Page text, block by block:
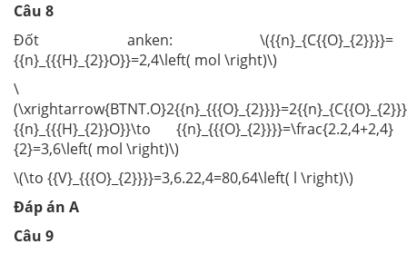
Câu 8
Đốt anken: \({{n}_{C{{O}_{2}}}}=
{{n}_{{{H}_{2}}O}}=2,4\left( mol \right)\)
\
{{n}_{{{H}_{2}}O}}\to {{n}_{{{O}_{2}}}}=\frac{2.2,4+2,4}
{2}=3,6\left( mol \right)\)
\(\to {{V}_{{{O}_{2}}}}=3,6.22,4=80,64\left( l \right)\)
Đáp án A
Câu 9